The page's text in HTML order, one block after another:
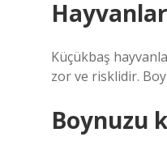
Küçükbaş
zor ve risklidir.
Boynuzu